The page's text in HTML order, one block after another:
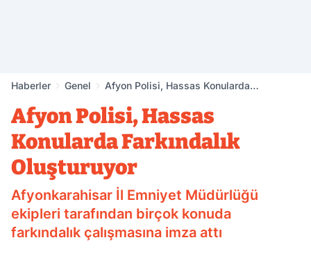
Haberler Genel
Afyon Polisi, Hassas Konularda
Afyon Polisi, Hassas
Konularda Farkındalık
Oluşturuyor
Afyonkarahisar İl Emniyet Müdürlüğü
ekipleri tarafından birçok konuda
farkındalık çalışmasına imza attı